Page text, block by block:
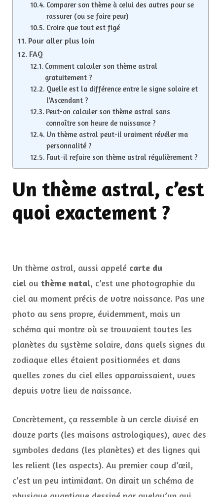
Comparer son thème à celui des autres pour se
rassurer (ou se faire peur)
Croire que tout est figé
Pour aller plus loin
FAQ
Comment calculer son thème astral
gratuitement ?
Quelle est la différence entre le signe solaire et
l’Ascendant ?
Peut-on calculer son thème astral sans
connaître son heure de naissance ?
Un thème astral peut-il vraiment révéler ma
personnalité ?
Faut-il refaire son thème astral régulièrement ?
Un thème astral, c’est
quoi exactement ?
Un thème astral, aussi appelé carte du
ciel ou thème natal, c’est une photographie du
ciel au moment précis de votre naissance. Pas une
photo au sens propre, évidemment, mais un
schéma qui montre où se trouvaient toutes les
planètes du système solaire, dans quels signes du
zodiaque elles étaient positionnées et dans
quelles zones du ciel elles apparaissaient, vues
depuis votre lieu de naissance.
Concrètement, ça ressemble à un cercle divisé en
douze parts (les maisons astrologiques), avec des
symboles dedans (les planètes) et des lignes qui
les relient (les aspects). Au premier coup d’œil,
c’est un peu intimidant. On dirait un schéma de